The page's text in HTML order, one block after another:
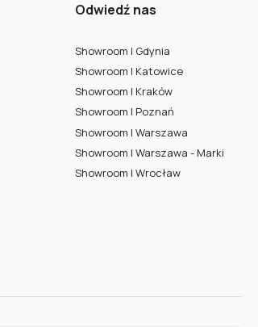
Odwiedź nas
Showroom | Gdynia
Showroom | Katowice
Showroom | Kraków
Showroom | Poznań
Showroom | Warszawa
Showroom | Warszawa - Marki
Showroom | Wrocław